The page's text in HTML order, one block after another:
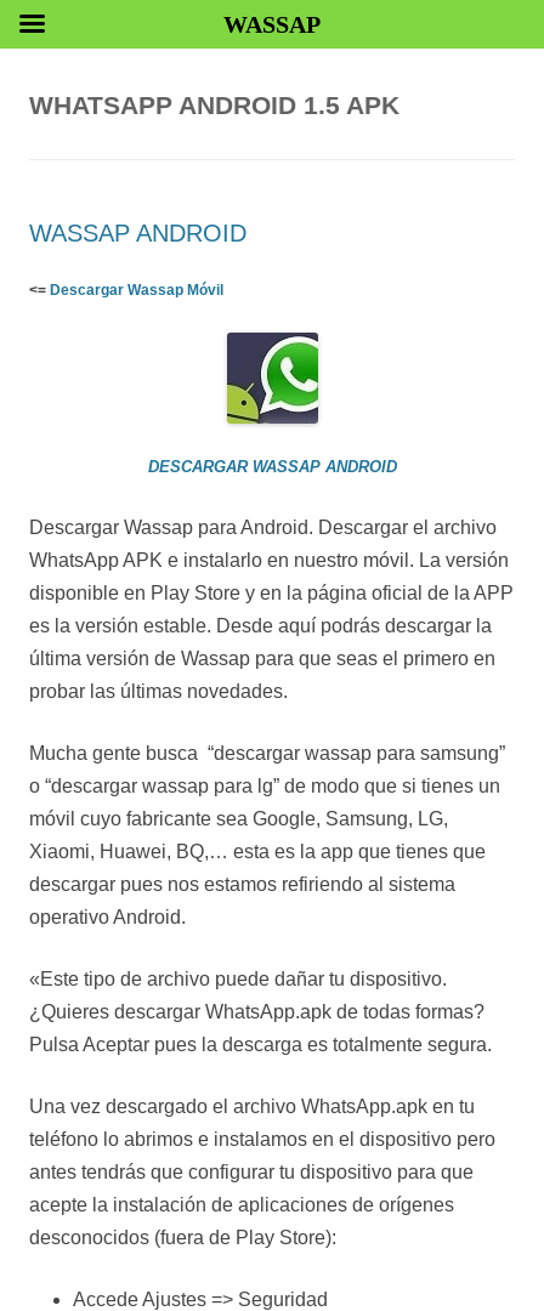
WHATSAPP ANDROID 1.5 APK
WASSAP ANDROID
<= Descargar Wassap Móvil
DESCARGAR WASSAP ANDROID
Descargar Wassap para Android. Descargar el archivo
WhatsApp APK e instalarlo en nuestro móvil. La versión
disponible en Play Store y en la página oficial de la APP
es la versión estable. Desde aquí podrás descargar la
última versión de Wassap para que seas el primero en
probar las últimas novedades.
Mucha gente busca “descargar wassap para samsung”
o “descargar wassap para lg” de modo que si tienes un
móvil cuyo fabricante sea Google, Samsung, LG,
Xiaomi, Huawei, BQ,… esta es la app que tienes que
descargar pues nos estamos refiriendo al sistema
operativo Android.
«Este tipo de archivo puede dañar tu dispositivo.
¿Quieres descargar WhatsApp.apk de todas formas?
Pulsa Aceptar pues la descarga es totalmente segura.
Una vez descargado el archivo WhatsApp.apk en tu
teléfono lo abrimos e instalamos en el dispositivo pero
antes tendrás que configurar tu dispositivo para que
acepte la instalación de aplicaciones de orígenes
desconocidos (fuera de Play Store):
Accede Ajustes => Seguridad
WASSAP